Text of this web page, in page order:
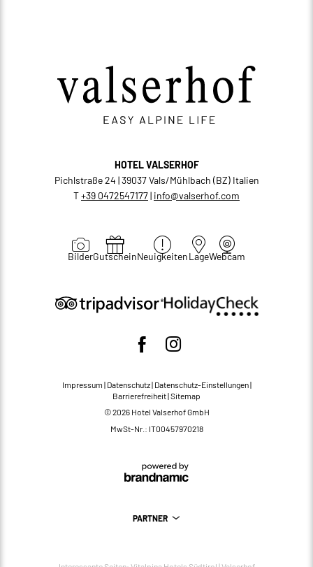
HOTEL VALSERHOF
Pichlstraße 24 | 39037 Vals/Mühlbach (BZ) Italien
T+39 0472547177| info@valserhof.com
BilderGutscheinNeuigkeitenLageWebcam
Impressum | Datenschutz| Datenschutz-Einstellungen|
Barrierefreiheit|Sitemap
© 2026 Hotel Valserhof GmbH
MwSt-Nr.: IT00457970218
PARTNER